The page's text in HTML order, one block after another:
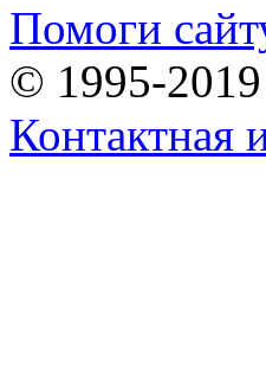
Помоги
© 1995-
Контактная